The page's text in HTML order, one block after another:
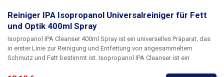
Reiniger IPA Isopropanol Universalreiniger für Fett
und Optik 400ml Spray
Isopropanol IPA Cleanser 400ml Spray ist ein universelles Präparat, das
in erster Linie zur Reinigung und Entfettung von angesammeltem
Schmutz und Fett bestimmt ist. Isopropanol IPA Cleanser ist ein